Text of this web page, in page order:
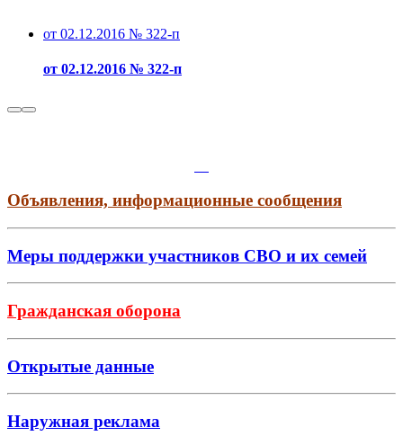
от 02.12.2016 № 322-п
от 02.12.2016 № 322-п
Объявления, информационные сообщения
Меры поддержки участников СВО и их семей
Гражданская оборона
Открытые данные
Наружная реклама